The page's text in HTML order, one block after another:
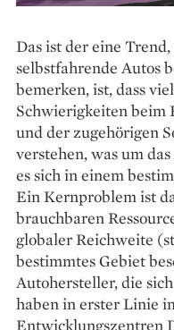
Das ist der eine
selbstfahrende Autos
bemerken, ist, dass
Schwierigkeiten
und der zugehörigen
verstehen, was um
es sich in einem
Ein Kernproblem ist
brauchbaren
globaler Reichweite
bestimmtes Gebiet
Autohersteller, die
haben in erster Linie
Entwicklungszentren